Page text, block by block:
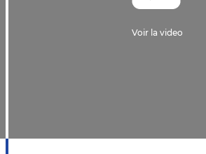
Voir la video